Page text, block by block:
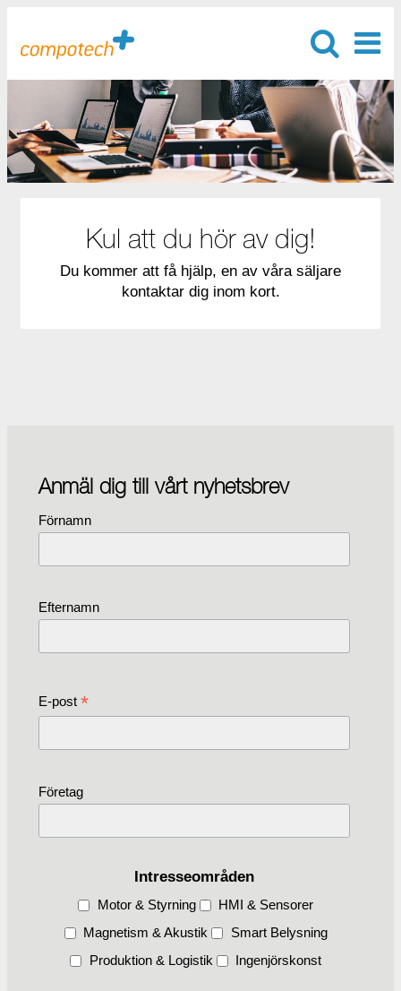
Kul att du hör av dig!
Du kommer att få hjälp, en av våra säljare
kontaktar dig inom kort.
Anmäl dig till vårt nyhetsbrev
Förnamn
Efternamn
E-post *
Företag
Intresseområden
Motor & Styrning
HMI & Sensorer
Magnetism & Akustik
Smart Belysning
Produktion & Logistik
Ingenjörskonst